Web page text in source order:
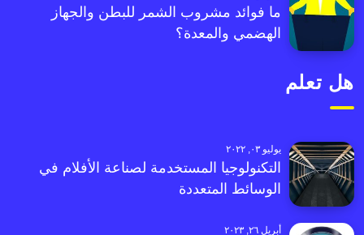
ما فوائد مشروب الشمر للبطن والجهاز
الهضمي والمعدة؟
هل تعلم
يوليو ٠٣, ٢٠٢٢
التكنولوجيا المستخدمة لصناعة الأفلام في
الوسائط المتعددة
أبريل ٢٦, ٢٠٢٣